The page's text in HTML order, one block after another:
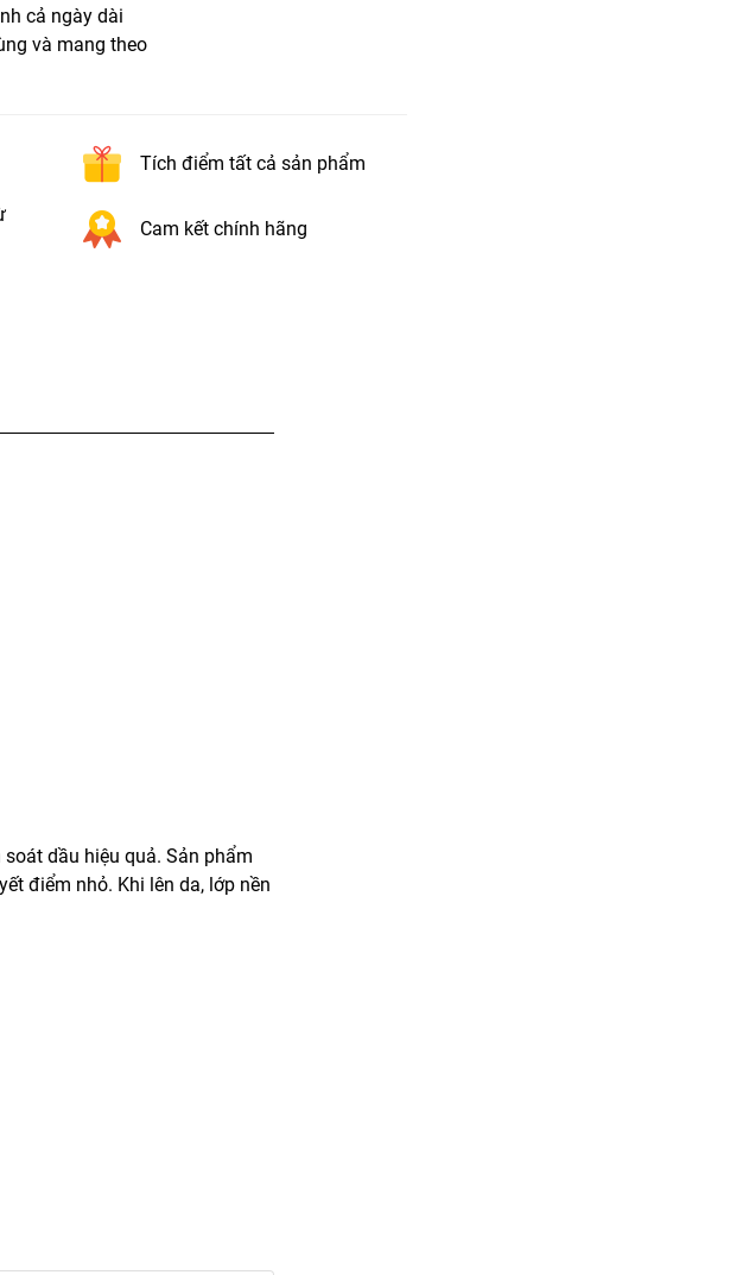
cả ngày dài
và mang theo
Tích điểm tất cả sản phẩm
Cam kết chính hãng
dầu hiệu quả. Sản phẩm
điểm nhỏ. Khi lên da, lớp nền